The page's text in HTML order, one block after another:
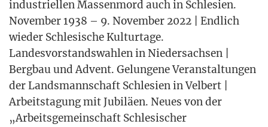
indus­tri­el­len Mas­sen­mord auch in Schle­si­en.
Novem­ber 1938 – 9. Novem­ber 2022 | End­lich
wie­der Schle­si­sche Kul­tur­ta­ge.
Lan­des­vor­stands­wah­len in Nie­der­sach­sen |
Berg­bau und Advent. Gelun­ge­ne Ver­an­stal­tun­gen
der Lands­mann­schaft Schle­si­en in Vel­bert |
Arbeits­ta­gung mit Jubi­lä­en. Neu­es von der
„Arbeits­ge­mein­schaft Schle­si­scher